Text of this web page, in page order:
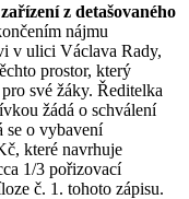
z detašovaného
nájmu
v ulici Václava Rady,
prostor, který
své žáky. Ředitelka
žádá o schválení
se o vybavení
které navrhuje
1/3 pořizovací
č. 1. tohoto zápisu.